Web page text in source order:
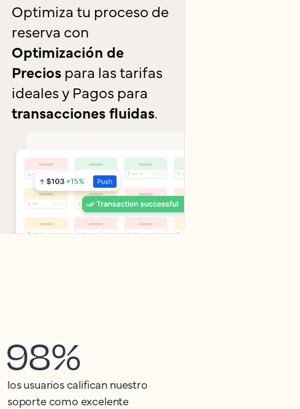
Optimiza tu proceso de
reserva con
Optimización de
Preciospara las tarifas
ideales y Pagos para
transacciones fluidas.
98%
los usuarios califican nuestro
soporte como excelente